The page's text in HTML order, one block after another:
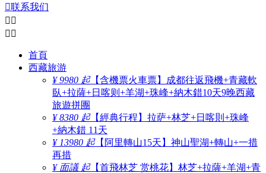
联系我们
 
 
首頁
西藏旅游
¥ 9980 起【含機票火車票】成都往返飛機+青藏軟
臥+拉薩+日喀则+羊湖+珠峰+納木錯10天9晚西藏
旅遊拼團
¥ 8380 起【經典行程】拉萨+林芝+日喀則+珠峰
+納木錯 11天
¥ 13980 起【阿里轉山15天】神山聖湖+轉山+一措
再措
¥ 面議 起【首飛林芝 赏桃花】林芝+拉薩+羊湖+青